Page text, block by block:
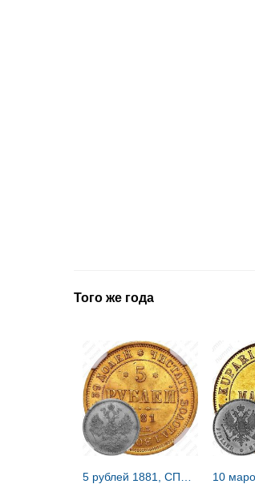
Того же года